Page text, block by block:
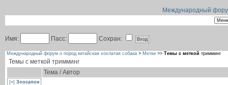
Международный
Имя: Пасс: Сохран:
Международный форум о пород китайская хохлатая собака > Метки >> Темы с меткой тримминг
Темы с меткой тримминг
Тема / Автор
[»] Зоосалон